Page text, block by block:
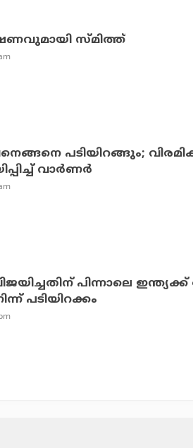
സ്മിത്ത്
പടിയിറങ്ങും;
വാര്‍ണര്‍
പിന്നാലെ
പടിയിറക്കം